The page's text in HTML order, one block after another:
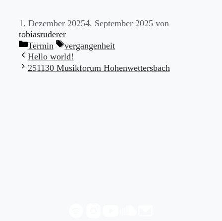
1. Dezember 20254. September 2025 von
tobiasruderer
Kategorien
Termin Schlagwörter
vergangenheit
Hello world!
251130 Musikforum Hohenwettersbach